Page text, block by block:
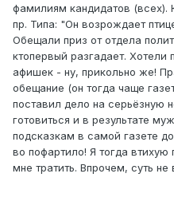
фамилиям кандидатов (всех).
пр. Типа: "Он возрождает
Обещали приз от отдела
ктопервый разгадает.
афишек - ну, прикольно же!
обещание (он тогда чаще
поставил дело на серьёзную
готовиться и в результате
подсказкам в самой газете
во пофартило! Я тогда
мне тратить. Впрочем, суть не